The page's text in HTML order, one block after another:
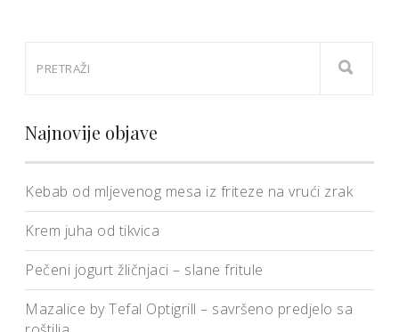
Najnovije objave
Kebab od mljevenog mesa iz friteze na vrući zrak
Krem juha od tikvica
Pečeni jogurt žličnjaci – slane fritule
Mazalice by Tefal Optigrill – savršeno predjelo sa